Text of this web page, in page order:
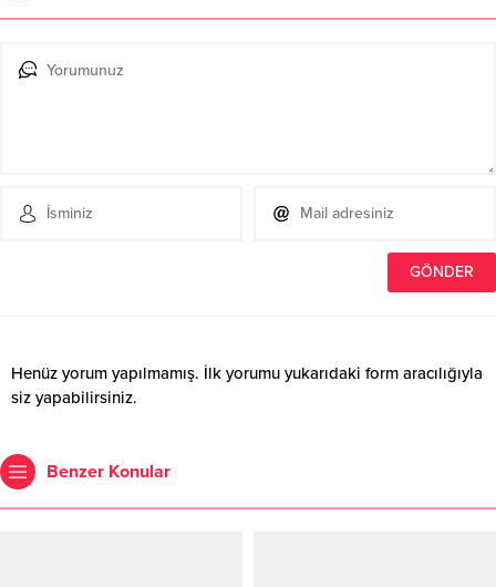
Henüz yorum yapılmamış. İlk yorumu yukarıdaki form aracılığıyla
siz yapabilirsiniz.
Benzer Konular